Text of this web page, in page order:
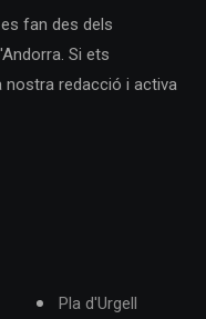
fan des dels
Si ets
redacció i activa
Pla d'Urgell